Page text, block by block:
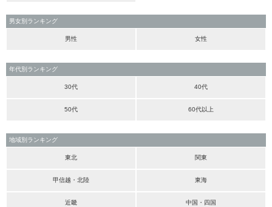
男女別ランキング
男性 女性
年代別ランキング
30代 40代
50代 60代以上
地域別ランキング
東北 関東
甲信越・北陸 東海
近畿 中国・四国